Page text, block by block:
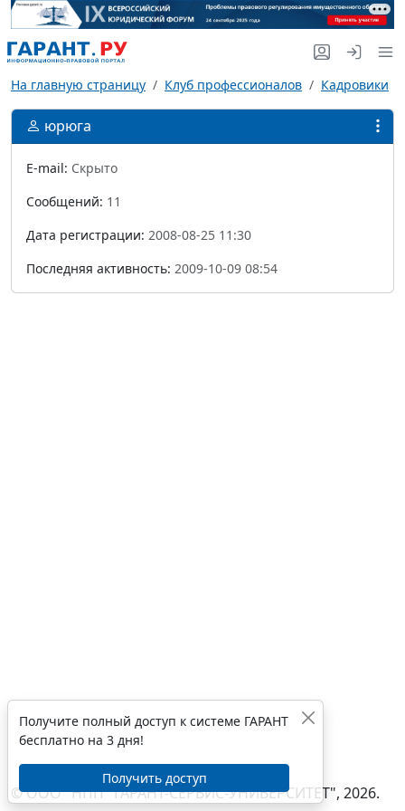
На главную страницу Клуб профессионалов Кадровики
юрюга
E-mail: Скрыто
Сообщений: 11
Дата регистрации: 2008-08-25 11:30
Последняя активность: 2009-10-09 08:54
© ООО "НПП "ГАРАНТ-СЕРВИС-УНИВЕРСИТЕТ", 2026.
Получите полный доступ к системе ГАРАНТ
бесплатно на 3 дня!
Получить доступ